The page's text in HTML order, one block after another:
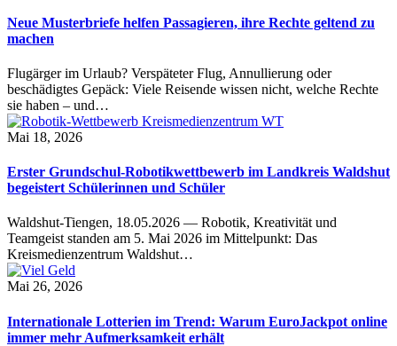
Neue Musterbriefe helfen Passagieren, ihre Rechte geltend zu
machen
Flugärger im Urlaub? Verspäteter Flug, Annullierung oder
beschädigtes Gepäck: Viele Reisende wissen nicht, welche Rechte
sie haben – und…
Mai 18, 2026
Erster Grundschul-Robotikwettbewerb im Landkreis Waldshut
begeistert Schülerinnen und Schüler
Waldshut-Tiengen, 18.05.2026 — Robotik, Kreativität und
Teamgeist standen am 5. Mai 2026 im Mittelpunkt: Das
Kreismedienzentrum Waldshut…
Mai 26, 2026
Internationale Lotterien im Trend: Warum EuroJackpot online
immer mehr Aufmerksamkeit erhält